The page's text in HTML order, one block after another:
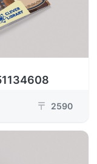
₸ 2590